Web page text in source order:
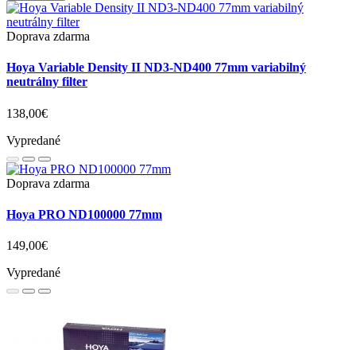
Doprava zdarma
Hoya Variable Density II ND3-ND400 77mm variabilný
neutrálny filter
138,00€
Vypredané
Doprava zdarma
Hoya PRO ND100000 77mm
149,00€
Vypredané